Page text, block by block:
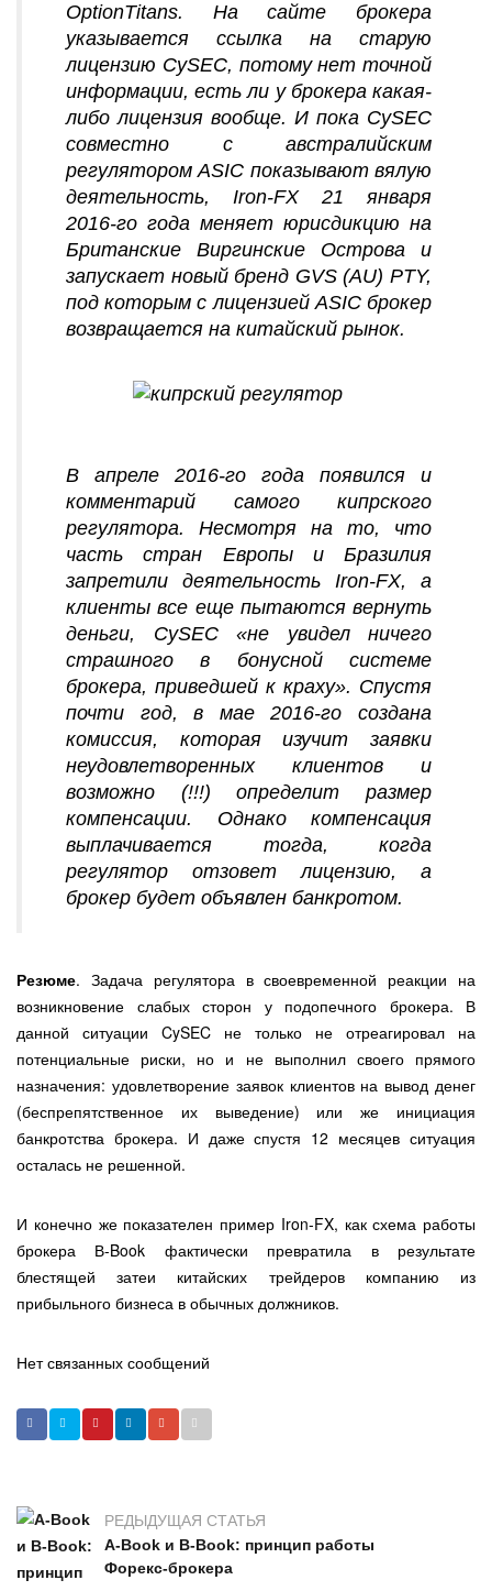
OptionTitans. На сайте брокера
указывается ссылка на старую
лицензию CySEC, потому нет точной
информации, есть ли у брокера какая-
либо лицензия вообще. И пока CySEC
совместно с австралийским
регулятором ASIC показывают вялую
деятельность, Iron-FX 21 января
2016-го года меняет юрисдикцию на
Британские Виргинские Острова и
запускает новый бренд GVS (AU) PTY,
под которым с лицензией ASIC брокер
возвращается на китайский рынок.
В апреле 2016-го года появился и
комментарий самого кипрского
регулятора. Несмотря на то, что
часть стран Европы и Бразилия
запретили деятельность Iron-FX, а
клиенты все еще пытаются вернуть
деньги, CySEC «не увидел ничего
страшного в бонусной системе
брокера, приведшей к краху». Спустя
почти год, в мае 2016-го создана
комиссия, которая изучит заявки
неудовлетворенных клиентов и
возможно (!!!) определит размер
компенсации. Однако компенсация
выплачивается тогда, когда
регулятор отзовет лицензию, а
брокер будет объявлен банкротом.
Резюме. Задача регулятора в своевременной реакции на
возникновение слабых сторон у подопечного брокера. В
данной ситуации CySEC не только не отреагировал на
потенциальные риски, но и не выполнил своего прямого
назначения: удовлетворение заявок клиентов на вывод денег
(беспрепятственное их выведение) или же инициация
банкротства брокера. И даже спустя 12 месяцев ситуация
осталась не решенной.
И конечно же показателен пример Iron-FX, как схема работы
брокера В-Book фактически превратила в результате
блестящей затеи китайских трейдеров компанию из
прибыльного бизнеса в обычных должников.
Нет связанных сообщений
РЕДЫДУЩАЯ СТАТЬЯ
A-Book и B-Book: принцип работы
Форекс-брокера